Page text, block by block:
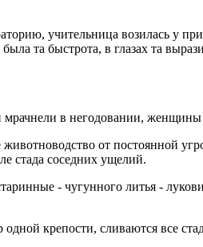
учительница возилась у
та быстрота, в глазах та
в негодовании,
от постоянной
стада соседних ущелий.
- чугунного литья -
крепости, сливаются все